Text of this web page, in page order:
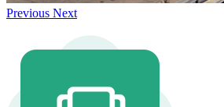
Previous Next